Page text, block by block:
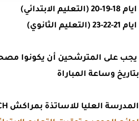
بتاريخ وساعة المباراة
المدرسة العليا للاساتذة بمراكش ENS MARRAKECH